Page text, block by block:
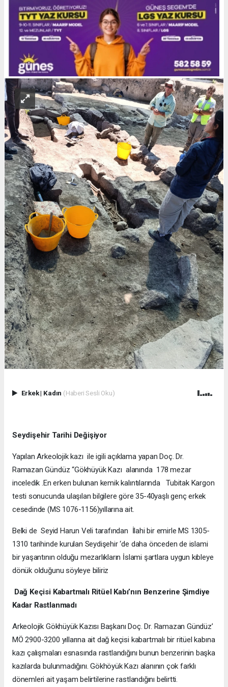
Erkek| Kadın (Haberi Sesli Oku)
Seydişehir Tarihi Değişiyor
Yapılan Arkeolojik kazı ile igili açıklama yapan Doç. Dr.
Ramazan Gündüz “Gökhüyük Kazı alanında 178 mezar
inceledik .En erken bulunan kemik kalıntılarında Tubitak Kargon
testi sonucunda ulaşılan bilgilere göre 35-40yaşlı genç erkek
cesedinde (MS 1076-1156)yıllarına ait.
Belki de Seyid Harun Veli tarafından İlahi bir emirle MS 1305-
1310 tarihinde kurulan Seydişehir ‘de daha önceden de islami
bir yaşantının olduğu mezarlıkların İslami şartlara uygun kıbleye
dönük olduğunu söyleye biliriz
Dağ Keçisi Kabartmalı Ritüel Kabı’nın Benzerine Şimdiye
Kadar Rastlanmadı
Arkeolojik Gökhüyük Kazısı Başkanı Doç. Dr. Ramazan Gündüz’
MÖ 2900-3200 yıllarına ait dağ keçisi kabartmalı bir ritüel kabına
kazı çalışmaları esnasında rastlandığını bunun benzerinin başka
kazılarda bulunmadığını. Gökhöyük Kazı alanının çok farklı
dönemleri ait yaşam belirtilerine rastlandığını belirtti.